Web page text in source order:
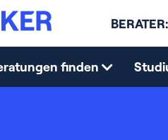
finden